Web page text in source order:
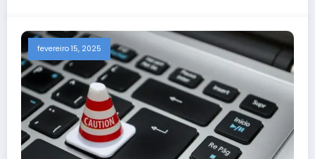
fevereiro 15, 2025